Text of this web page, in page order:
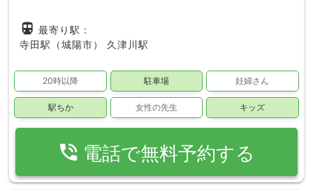
directions_subway 最寄り駅：
寺田駅（城陽市）
久津川駅
20時以降 駐車場 妊婦さん
駅ちか 女性の先生 キッズ
phone_in_talk 電話で無料予約する